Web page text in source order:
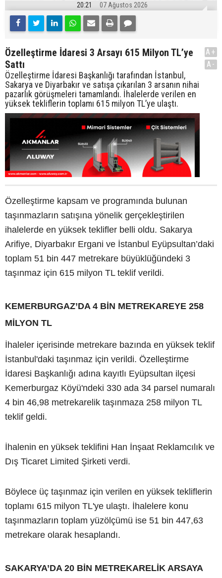
20:21 07 Ağustos 2026
Özelleştirme İdaresi 3 Arsayı 615 Milyon TL’ye
Sattı
Özelleştirme İdaresi Başkanlığı tarafından İstanbul,
Sakarya ve Diyarbakır ve satışa çıkarılan 3 arsanın nihai
pazarlık görüşmeleri tamamlandı. İhalelerde verilen en
yüksek tekliflerin toplamı 615 milyon TL’ye ulaştı.
A+
A-
Özelleştirme kapsam ve programında bulunan
taşınmazların satışına yönelik gerçekleştirilen
ihalelerde en yüksek teklifler belli oldu. Sakarya
Arifiye, Diyarbakır Ergani ve İstanbul Eyüpsultan’daki
toplam 51 bin 447 metrekare büyüklüğündeki 3
taşınmaz için 615 milyon TL teklif verildi.
KEMERBURGAZ’DA 4 BİN METREKAREYE 258
MİLYON TL
İhaleler içerisinde metrekare bazında en yüksek teklif
İstanbul'daki taşınmaz için verildi. Özelleştirme
İdaresi Başkanlığı adına kayıtlı Eyüpsultan ilçesi
Kemerburgaz Köyü'ndeki 330 ada 34 parsel numaralı
4 bin 46,98 metrekarelik taşınmaza 258 milyon TL
teklif geldi.
İhalenin en yüksek teklifini Han İnşaat Reklamcılık ve
Dış Ticaret Limited Şirketi verdi.
Böylece üç taşınmaz için verilen en yüksek tekliflerin
toplamı 615 milyon TL'ye ulaştı. İhalelere konu
taşınmazların toplam yüzölçümü ise 51 bin 447,63
metrekare olarak hesaplandı.
SAKARYA’DA 20 BİN METREKARELİK ARSAYA